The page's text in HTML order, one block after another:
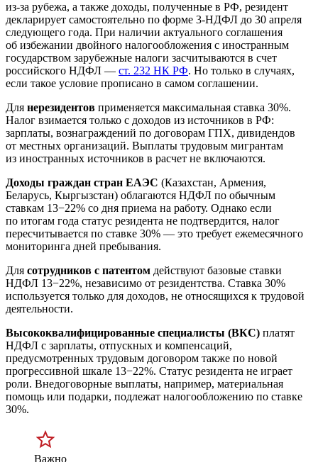
из-за рубежа, а также доходы, полученные в РФ, резидент
декларирует самостоятельно по форме 3-НДФЛ до 30 апреля
следующего года. При наличии актуального соглашения
об избежании двойного налогообложения с иностранным
государством зарубежные налоги засчитываются в счет
российского НДФЛ — ст. 232 НК РФ. Но только в случаях,
если такое условие прописано в самом соглашении.
Для нерезидентов применяется максимальная ставка 30%.
Налог взимается только с доходов из источников в РФ:
зарплаты, вознаграждений по договорам ГПХ, дивидендов
от местных организаций. Выплаты трудовым мигрантам
из иностранных источников в расчет не включаются.
Доходы граждан стран ЕАЭС (Казахстан, Армения,
Беларусь, Кыргызстан) облагаются НДФЛ по обычным
ставкам 13−22% со дня приема на работу. Однако если
по итогам года статус резидента не подтвердится, налог
пересчитывается по ставке 30% — это требует ежемесячного
мониторинга дней пребывания.
Для сотрудников с патентом действуют базовые ставки
НДФЛ 13−22%, независимо от резидентства. Ставка 30%
используется только для доходов, не относящихся к трудовой
деятельности.
Высококвалифицированные специалисты (ВКС) платят
НДФЛ с зарплаты, отпускных и компенсаций,
предусмотренных трудовым договором также по новой
прогрессивной шкале 13−22%. Статус резидента не играет
роли. Внедоговорные выплаты, например, материальная
помощь или подарки, подлежат налогообложению по ставке
30%.
Важно